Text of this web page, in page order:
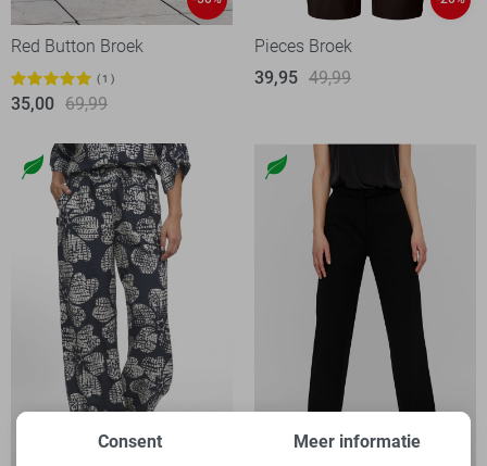
Red Button Broek
1
35,00 69,99
Pieces Broek
39,95 49,99
Consent Meer informatie